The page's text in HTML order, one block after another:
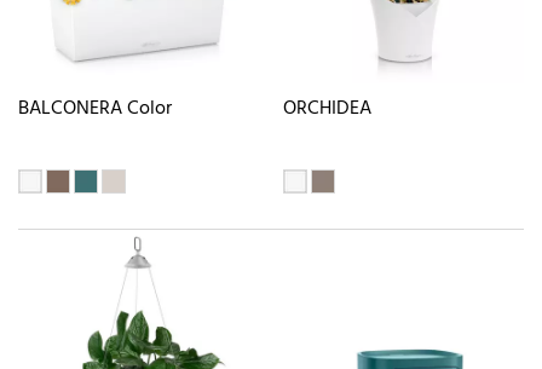
BALCONERA Color ORCHIDEA